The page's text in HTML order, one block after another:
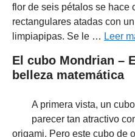
flor de seis pétalos se hace
rectangulares atadas con
limpiapipas. Se le … Leer
El cubo Mondrian –
belleza matemática
A primera vista, un
parecer tan atractivo
origami. Pero este cubo de